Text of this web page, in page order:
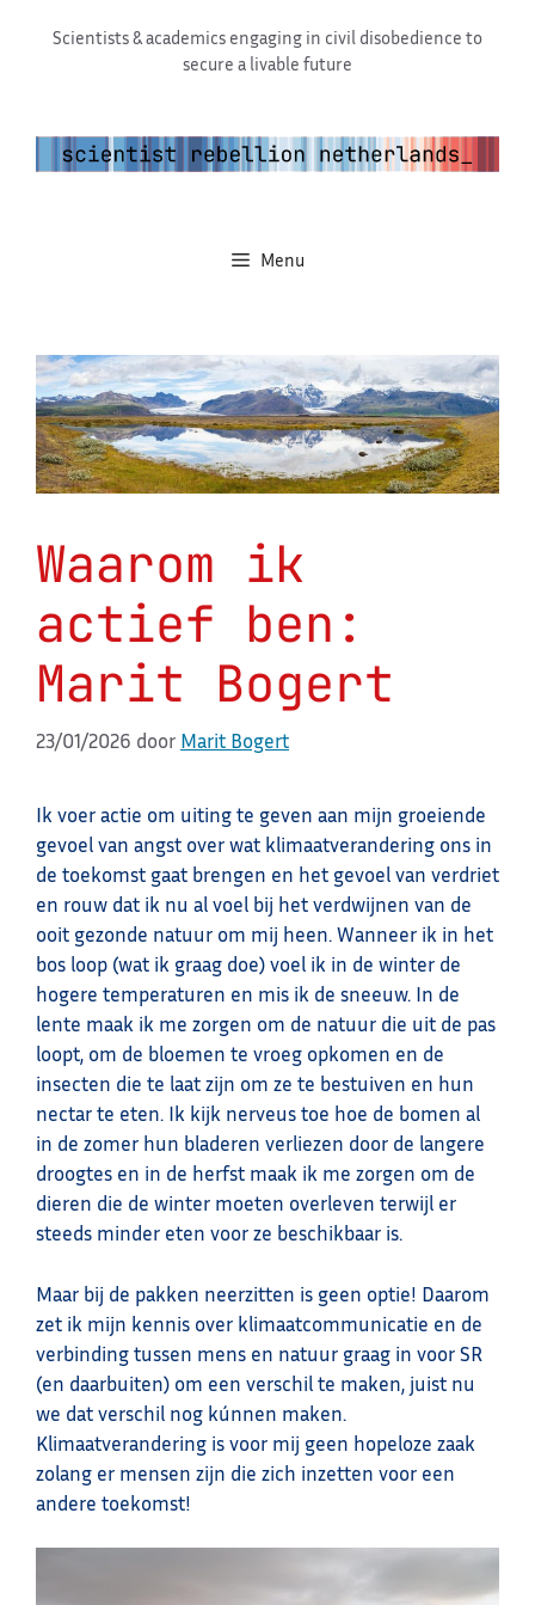
Scientists & academics engaging in civil disobedience to
secure a livable future
Menu
Waarom ik
actief ben:
Marit Bogert
23/01/2026 door Marit Bogert
Ik voer actie om uiting te geven aan mijn groeiende
gevoel van angst over wat klimaatverandering ons in
de toekomst gaat brengen en het gevoel van verdriet
en rouw dat ik nu al voel bij het verdwijnen van de
ooit gezonde natuur om mij heen. Wanneer ik in het
bos loop (wat ik graag doe) voel ik in de winter de
hogere temperaturen en mis ik de sneeuw. In de
lente maak ik me zorgen om de natuur die uit de pas
loopt, om de bloemen te vroeg opkomen en de
insecten die te laat zijn om ze te bestuiven en hun
nectar te eten. Ik kijk nerveus toe hoe de bomen al
in de zomer hun bladeren verliezen door de langere
droogtes en in de herfst maak ik me zorgen om de
dieren die de winter moeten overleven terwijl er
steeds minder eten voor ze beschikbaar is.
Maar bij de pakken neerzitten is geen optie! Daarom
zet ik mijn kennis over klimaatcommunicatie en de
verbinding tussen mens en natuur graag in voor SR
(en daarbuiten) om een verschil te maken, juist nu
we dat verschil nog kúnnen maken.
Klimaatverandering is voor mij geen hopeloze zaak
zolang er mensen zijn die zich inzetten voor een
andere toekomst!